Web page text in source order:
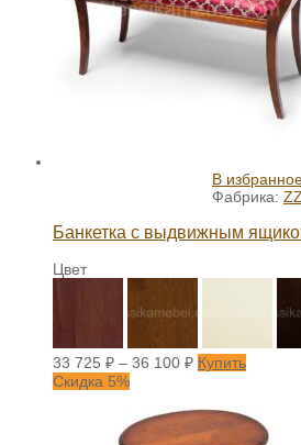
В
Фабрика:
Банкетка с выдвижным
Цвет
33 725 ₽ – 36 100 ₽ Купить
Скидка 5%